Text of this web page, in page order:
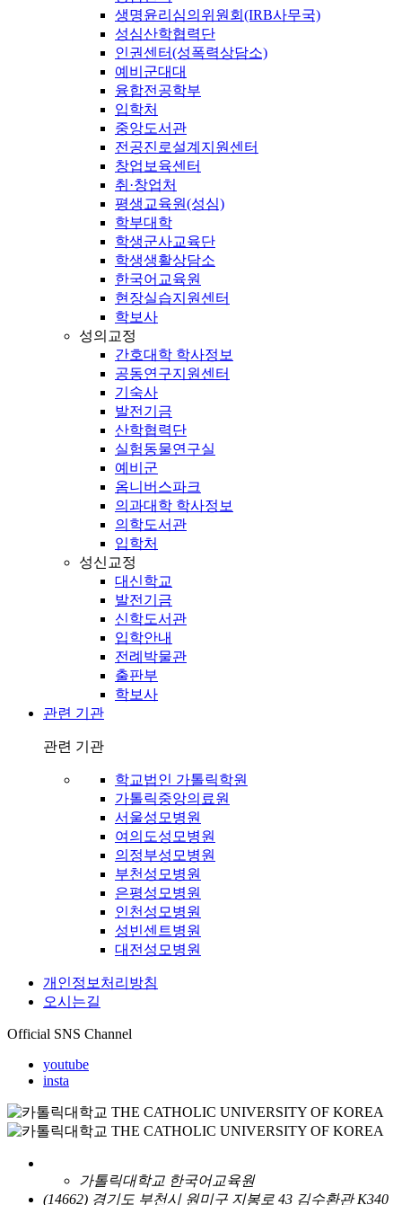
생명윤리심의위원회(IRB사무국)
성심산학협력단
인권센터(성폭력상담소)
예비군대대
융합전공학부
입학처
중앙도서관
전공진로설계지원센터
창업보육센터
취·창업처
평생교육원(성심)
학부대학
학생군사교육단
학생생활상담소
한국어교육원
현장실습지원센터
학보사
성의교정
간호대학 학사정보
공동연구지원센터
기숙사
발전기금
산학협력단
실험동물연구실
예비군
옴니버스파크
의과대학 학사정보
의학도서관
입학처
성신교정
대신학교
발전기금
신학도서관
입학안내
전례박물관
출판부
학보사
관련 기관
관련 기관
학교법인 가톨릭학원
가톨릭중앙의료원
서울성모병원
여의도성모병원
의정부성모병원
부천성모병원
은평성모병원
인천성모병원
성빈센트병원
대전성모병원
개인정보처리방침
오시는길
Official SNS Channel
youtube
insta
가톨릭대학교 한국어교육원
(14662) 경기도 부천시 원미구 지봉로 43 김수환관 K340